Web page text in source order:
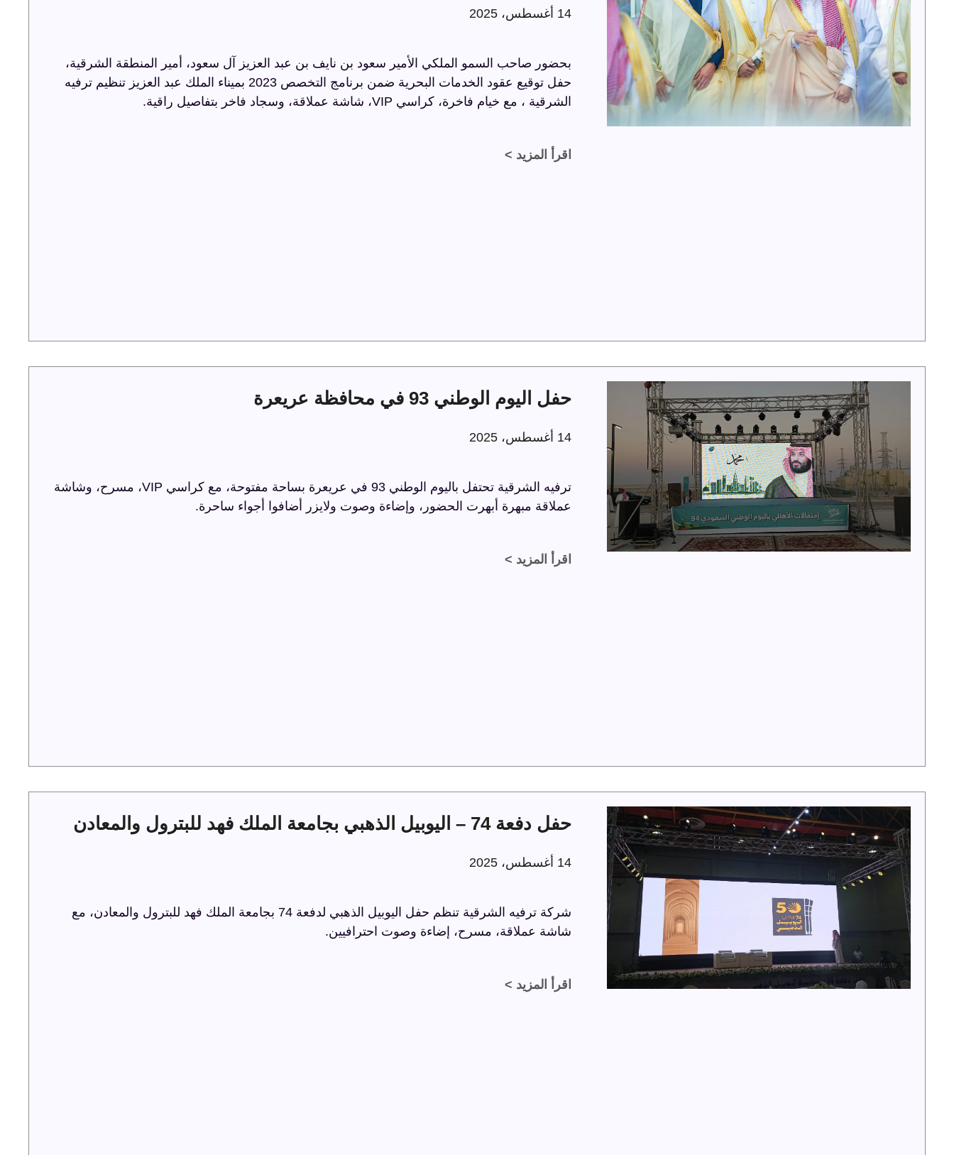
14 أغسطس، 2025
بحضور صاحب السمو الملكي الأمير سعود بن نايف بن عبد العزيز آل سعود، أمير المنطقة الشرقية،
حفل توقيع عقود الخدمات البحرية ضمن برنامج التخصص 2023 بميناء الملك عبد العزيز تنظيم ترفيه
الشرقية ، مع خيام فاخرة، كراسي VIP، شاشة عملاقة، وسجاد فاخر بتفاصيل راقية.
اقرأ المزيد >
حفل اليوم الوطني 93 في محافظة عريعرة
14 أغسطس، 2025
ترفيه الشرقية تحتفل باليوم الوطني 93 في عريعرة بساحة مفتوحة، مع كراسي VIP، مسرح، وشاشة
عملاقة مبهرة أبهرت الحضور، وإضاءة وصوت ولايزر أضافوا أجواء ساحرة.
اقرأ المزيد >
حفل دفعة 74 – اليوبيل الذهبي بجامعة الملك فهد للبترول والمعادن
14 أغسطس، 2025
شركة ترفيه الشرقية تنظم حفل اليوبيل الذهبي لدفعة 74 بجامعة الملك فهد للبترول والمعادن، مع
شاشة عملاقة، مسرح، إضاءة وصوت احترافيين.
اقرأ المزيد >